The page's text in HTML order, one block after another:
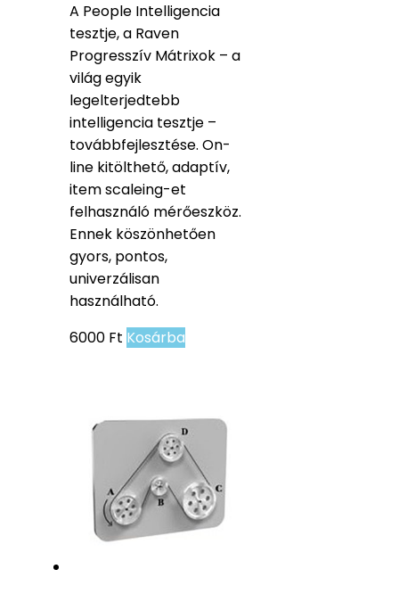
A People Intelligencia
tesztje, a Raven
Progresszív Mátrixok – a
világ egyik
legelterjedtebb
intelligencia tesztje –
továbbfejlesztése. On-
line kitölthető, adaptív,
item scaleing-et
felhasználó mérőeszköz.
Ennek köszönhetően
gyors, pontos,
univerzálisan
használható.
6000 Ft Kosárba